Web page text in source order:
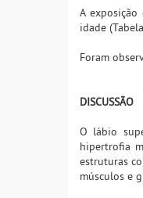
A
idade
Foram
DISCUSSÃO
O lábio
hipertrofia
estruturas
músculos e